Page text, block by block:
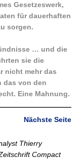
Gesetzeswerk,
für dauerhaften
sorgen.
… und die
sie die
nicht mehr das
das von den
Eine Mahnung.
Nächste Seite
Thierry
Compact